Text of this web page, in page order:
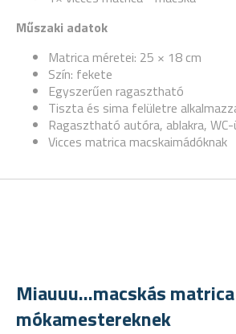
Műszaki adatok
Matrica méretei: 25 × 18 cm
Szín: fekete
Egyszerűen ragasztható
Tiszta és sima felületre
Ragasztható autóra, ablakra, WC-
Vicces matrica macskaimádóknak
Miauuu...macskás matrica
mókamestereknek